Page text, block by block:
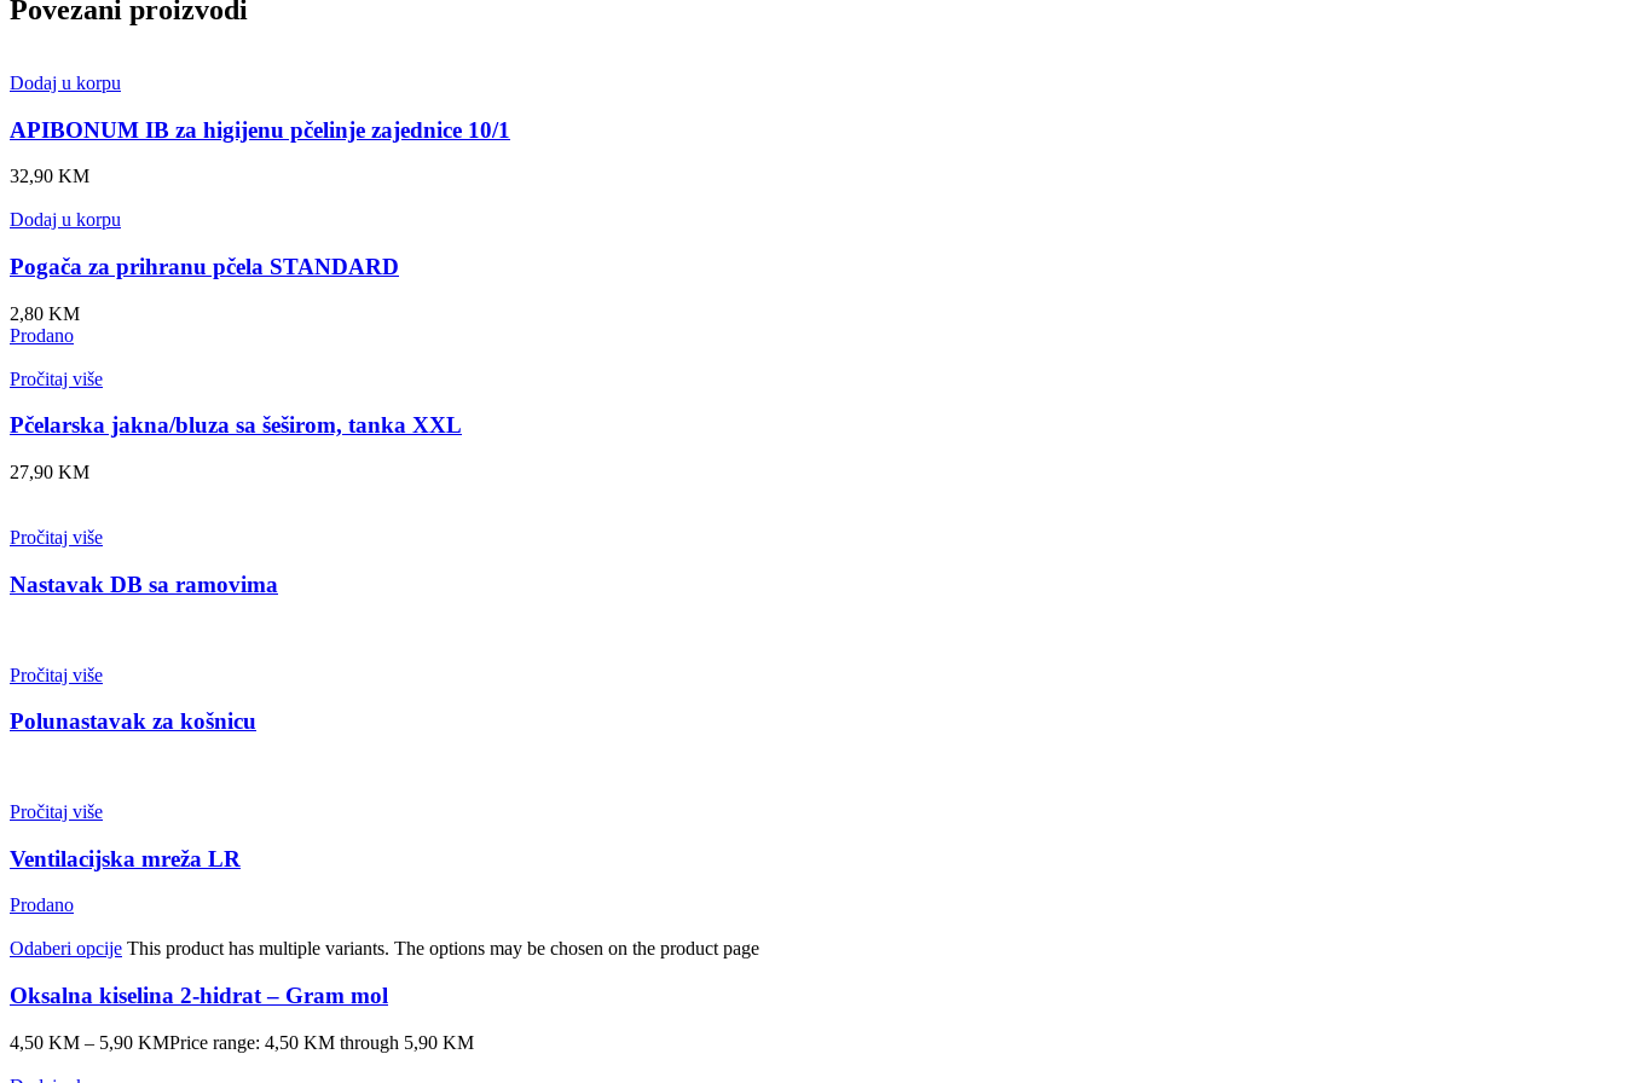
Povezani proizvodi
Dodaj u korpu
APIBONUM IB za higijenu pčelinje zajednice 10/1
32,90 KM
Dodaj u korpu
Pogača za prihranu pčela STANDARD
2,80 KM
Prodano
Pročitaj više
Pčelarska jakna/bluza sa šeširom, tanka XXL
27,90 KM
Pročitaj više
Nastavak DB sa ramovima
Pročitaj više
Polunastavak za košnicu
Pročitaj više
Ventilacijska mreža LR
Prodano
Odaberi opcije This product has multiple variants. The options may be chosen on the product page
Oksalna kiselina 2-hidrat – Gram mol
4,50 KM – 5,90 KMPrice range: 4,50 KM through 5,90 KM